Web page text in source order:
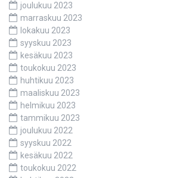
joulukuu 2023
marraskuu 2023
lokakuu 2023
syyskuu 2023
kesäkuu 2023
toukokuu 2023
huhtikuu 2023
maaliskuu 2023
helmikuu 2023
tammikuu 2023
joulukuu 2022
syyskuu 2022
kesäkuu 2022
toukokuu 2022